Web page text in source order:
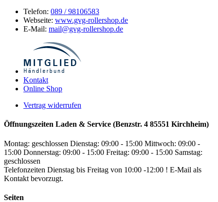
Telefon: 089 / 98106583
Webseite: www.gvg-rollershop.de
E-Mail: mail@gvg-rollershop.de
Kontakt
Online Shop
Vertrag widerrufen
Öffnungszeiten Laden & Service (Benzstr. 4 85551 Kirchheim)
Montag: geschlossen Dienstag: 09:00 - 15:00 Mittwoch: 09:00 -
15:00 Donnerstag: 09:00 - 15:00 Freitag: 09:00 - 15:00 Samstag:
geschlossen
Telefonzeiten Dienstag bis Freitag von 10:00 -12:00 ! E-Mail als
Kontakt bevorzugt.
Seiten